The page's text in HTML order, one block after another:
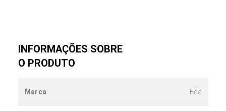
INFORMAÇÕES SOBRE
O PRODUTO
Marca Eda